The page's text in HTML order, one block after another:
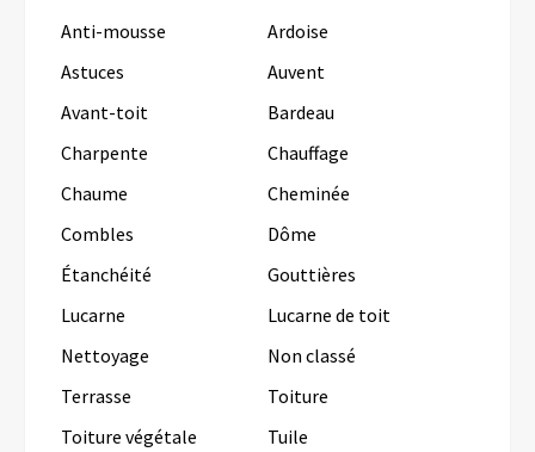
Anti-mousse
Ardoise
Astuces
Auvent
Avant-toit
Bardeau
Charpente
Chauffage
Chaume
Cheminée
Combles
Dôme
Étanchéité
Gouttières
Lucarne
Lucarne de toit
Nettoyage
Non classé
Terrasse
Toiture
Toiture végétale
Tuile